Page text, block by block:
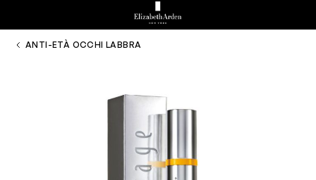
ANTI-ETÀ OCCHI LABBRA